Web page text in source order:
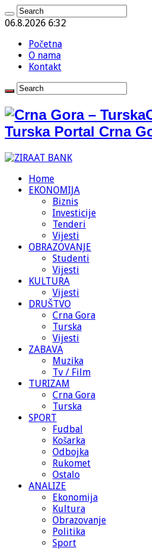
06.8.2026 6:32
Početna
O nama
Kontakt
Turska Portal Crna
Home
EKONOMIJA
Biznis
Investicije
Tenderi
Vijesti
OBRAZOVANJE
Studenti
Vijesti
KULTURA
Vijesti
DRUŠTVO
Crna Gora
Turska
Vijesti
ZABAVA
Muzika
Tv / Film
TURIZAM
Crna Gora
Turska
SPORT
Fudbal
Košarka
Odbojka
Rukomet
Ostalo
ANALIZE
Ekonomija
Kultura
Obrazovanje
Politika
Sport